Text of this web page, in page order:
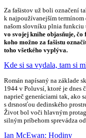
Za fašistov už boli označení
k najpoužívanejším
našom slovníku plnia funkciu
vo svojej knihe objasňuje,
koho možno za fašistu
toho všetkého vyplýva.
Kde si sa vydala, tam si
Román napísaný na základe
1944 v Poluvsí, ktoré je dnes
naprieč generáciami tak, ako
s drsnosťou dedinského
Život bol voči hlavným
silným príbehom sprevádza
Ian McEwan: Hodiny